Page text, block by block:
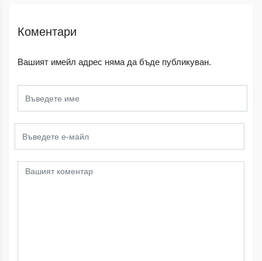
Коментари
Вашият имейл адрес няма да бъде публикуван.